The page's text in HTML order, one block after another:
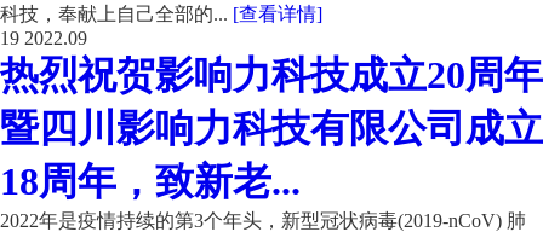
科技，奉献上自己全部的... [查看详情]
19 2022.09
热烈祝贺影响力科技成立20周年
暨四川影响力科技有限公司成立
18周年，致新老...
2022年是疫情持续的第3个年头，新型冠状病毒(2019-nCoV) 肺